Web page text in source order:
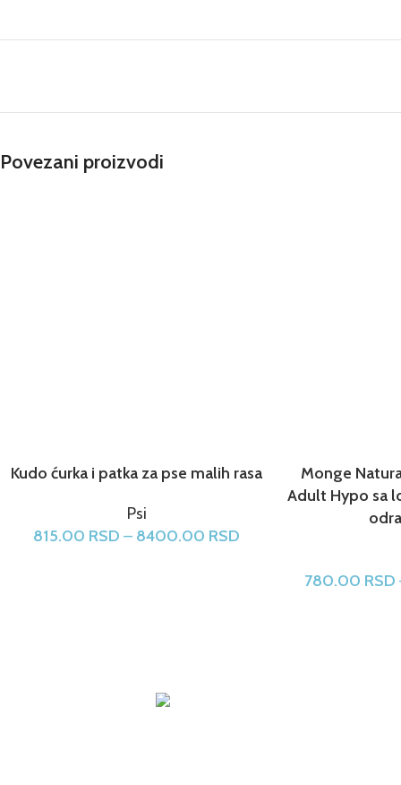
Povezani proizvodi
Kudo ćurka i patka za pse malih rasa
Psi
815.00 RSD – 8400.00 RSD
Monge
Adult Hypo sa
780.00 RSD